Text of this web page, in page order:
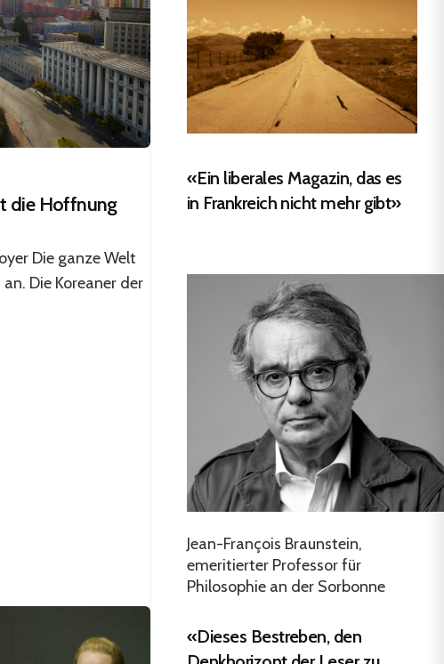
die Hoffnung
Die ganze Welt
Die Koreaner der
«Ein liberales Magazin, das es
in Frankreich nicht mehr gibt»
Jean-François Braunstein,
emeritierter Professor für
Philosophie an der Sorbonne
«Dieses Bestreben, den